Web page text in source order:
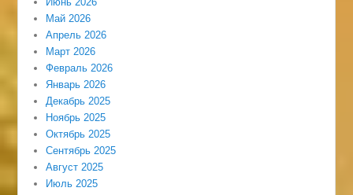
Май 2026
Апрель 2026
Март 2026
Февраль 2026
Январь 2026
Декабрь 2025
Ноябрь 2025
Октябрь 2025
Сентябрь 2025
Август 2025
Июль 2025